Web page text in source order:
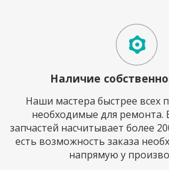
Наличие
Наши мастера быстрее всех
необходимые для ремонта.
запчастей насчитывает более
есть возможность заказа
напрямую у